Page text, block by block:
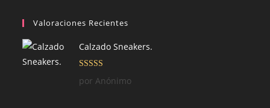
Valoraciones Recientes
Calzado Sneakers.
Valorado con
5
por Anónimo